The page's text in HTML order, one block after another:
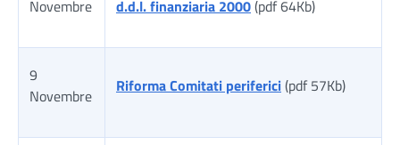
Novembre
d.d.l. finanziaria 2000(pdf 64Kb)
9
Novembre
Riforma Comitati periferici(pdf 57Kb)